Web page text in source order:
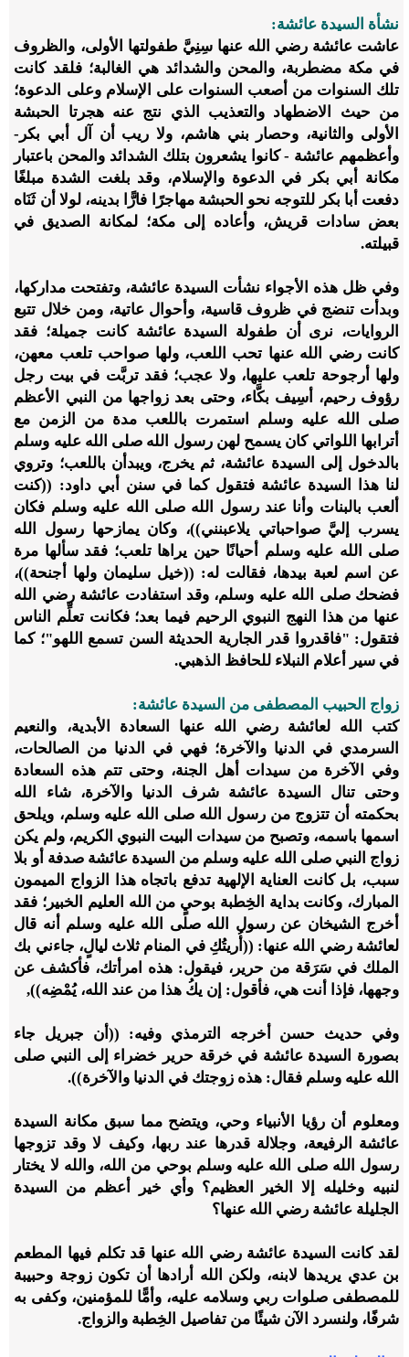
نشأة السيدة عائشة:
عاشت عائشة رضي الله عنها سِنِيَّ طفولتها الأولى، والظروف
في مكة مضطربة، والمحن والشدائد هي الغالبة؛ فلقد كانت
تلك السنوات من أصعب السنوات على الإسلام وعلى الدعوة؛
من حيث الاضطهاد والتعذيب الذي نتج عنه هجرتا الحبشة
الأولى والثانية، وحصار بني هاشم، ولا ريب أن آل أبي بكر-
وأعظمهم عائشة - كانوا يشعرون بتلك الشدائد والمحن باعتبار
مكانة أبي بكر في الدعوة والإسلام، وقد بلغت الشدة مبلغًا
دفعت أبا بكر للتوجه نحو الحبشة مهاجرًا فارًّا بدينه، لولا أن ثَنَاه
بعض سادات قريش، وأعاده إلى مكة؛ لمكانة الصديق في
قبيلته.
وفي ظل هذه الأجواء نشأت السيدة عائشة، وتفتحت مداركها،
وبدأت تنضج في ظروف قاسية، وأحوال عاتية، ومن خلال تتبع
الروايات، نرى أن طفولة السيدة عائشة كانت جميلة؛ فقد
كانت رضي الله عنها تحب اللعب، ولها صواحب تلعب معهن،
ولها أرجوحة تلعب عليها، ولا عجب؛ فقد تربَّت في بيت رجل
رؤوف رحيم، أسِيف بكَّاء، وحتى بعد زواجها من النبي الأعظم
صلى الله عليه وسلم استمرت باللعب مدة من الزمن مع
أترابها اللواتي كان يسمح لهن رسول الله صلى الله عليه وسلم
بالدخول إلى السيدة عائشة، ثم يخرج، ويبدأن باللعب؛ وتروي
لنا هذا السيدة عائشة فتقول كما في سنن أبي داود: ((كنت
ألعب بالبنات وأنا عند رسول الله صلى الله عليه وسلم فكان
يسرب إليَّ صواحباتي يلاعبنني))، وكان يمازحها رسول الله
صلى الله عليه وسلم أحيانًا حين يراها تلعب؛ فقد سألها مرة
عن اسم لعبة بيدها، فقالت له: ((خيل سليمان ولها أجنحة))،
فضحك صلى الله عليه وسلم، وقد استفادت عائشة رضي الله
عنها من هذا النهج النبوي الرحيم فيما بعد؛ فكانت تعلِّم الناس
فتقول: "فاقدروا قدر الجارية الحديثة السن تسمع اللهو"؛ كما
في سير أعلام النبلاء للحافظ الذهبي.
زواج الحبيب المصطفى من السيدة عائشة:
كتب الله لعائشة رضي الله عنها السعادة الأبدية، والنعيم
السرمدي في الدنيا والآخرة؛ فهي في الدنيا من الصالحات،
وفي الآخرة من سيدات أهل الجنة، وحتى تتم هذه السعادة
وحتى تنال السيدة عائشة شرف الدنيا والآخرة، شاء الله
بحكمته أن تتزوج من رسول الله صلى الله عليه وسلم، ويلحق
اسمها باسمه، وتصبح من سيدات البيت النبوي الكريم، ولم يكن
زواج النبي صلى الله عليه وسلم من السيدة عائشة صدفة أو بلا
سبب، بل كانت العناية الإلهية تدفع باتجاه هذا الزواج الميمون
المبارك، وكانت بداية الخِطبة بوحيٍ من الله العليم الخبير؛ فقد
أخرج الشيخان عن رسول الله صلى الله عليه وسلم أنه قال
لعائشة رضي الله عنها: ((أُريتُكِ في المنام ثلاث ليالٍ، جاءني بك
الملك في سَرَقة من حرير، فيقول: هذه امرأتك، فأكشف عن
وجهها، فإذا أنت هي، فأقول: إن يكُ هذا من عند الله، يُمْضِه)),
وفي حديث حسن أخرجه الترمذي وفيه: ((أن جبريل جاء
بصورة السيدة عائشة في خرقة حرير خضراء إلى النبي صلى
الله عليه وسلم فقال: هذه زوجتك في الدنيا والآخرة)).
ومعلوم أن رؤيا الأنبياء وحي، ويتضح مما سبق مكانة السيدة
عائشة الرفيعة، وجلالة قدرها عند ربها، وكيف لا وقد تزوجها
رسول الله صلى الله عليه وسلم بوحي من الله، والله لا يختار
لنبيه وخليله إلا الخير العظيم؟ وأي خير أعظم من السيدة
الجليلة عائشة رضي الله عنها؟
لقد كانت السيدة عائشة رضي الله عنها قد تكلم فيها المطعم
بن عدي يريدها لابنه، ولكن الله أرادها أن تكون زوجة وحبيبة
للمصطفى صلوات ربي وسلامه عليه، وأمًّا للمؤمنين، وكفى به
شرفًا، ولنسرد الآن شيئًا من تفاصيل الخِطبة والزواج.